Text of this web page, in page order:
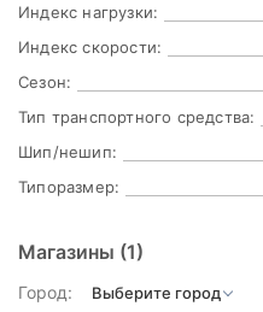
Индекс нагрузки:
Индекс скорости:
Сезон:
Тип транспортного средства:
Шип/нешип:
Типоразмер:
Магазины (1)
Город: